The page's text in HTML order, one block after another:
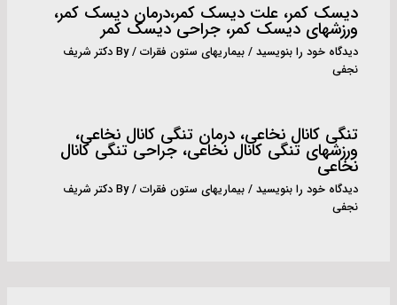
دیسک کمر، علت دیسک کمر،درمان دیسک کمر،
ورزشهای دیسک کمر، جراحی دیسک کمر
دیدگاه‌ خود را بنویسید /بیماریهای ستون فقرات / By
دکتر شریف
نجفی
تنگی کانال نخاعى، درمان تنگی کانال نخاعی،
ورزشهای تنگی کانال نخاعی، جراحی تنگی کانال
نخاعی
دیدگاه‌ خود را بنویسید /بیماریهای ستون فقرات / By
دکتر شریف
نجفی